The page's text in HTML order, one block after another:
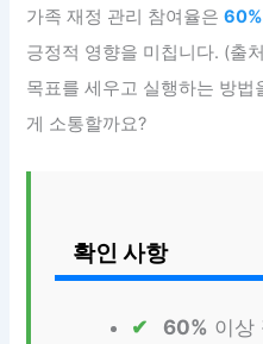
가족 재정 관리 참여율은60%
긍정적 영향을 미칩니다. (출
목표를 세우고 실행하는 방법
게 소통할까요?
확인 사항
60% 이상